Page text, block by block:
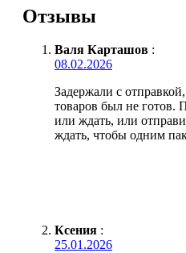
Отзывы
Валя Карташов :
08.02.2026
Задержали с
товаров был не готов.
или ждать, или
ждать, чтобы одним
Ксения :
25.01.2026